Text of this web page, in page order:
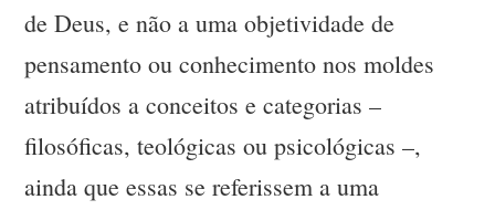
de Deus, e não a uma objetividade de
pensamento ou conhecimento nos moldes
atribuídos a conceitos e categorias –
filosóficas, teológicas ou psicológicas –,
ainda que essas se referissem a uma